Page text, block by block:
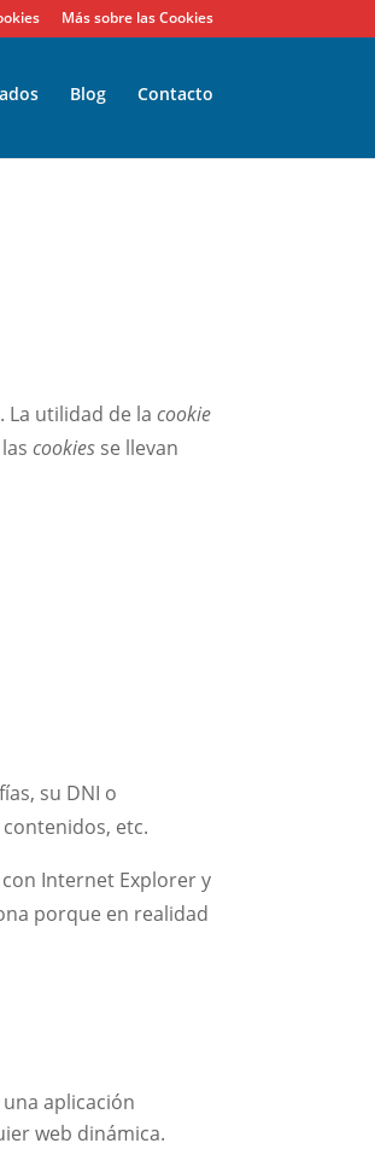
Más sobre las Cookies
Blog Contacto
La utilidad de lacookie
lascookies se llevan
su DNI o
etc.
Internet Explorer y
porque en realidad
aplicación
web dinámica.